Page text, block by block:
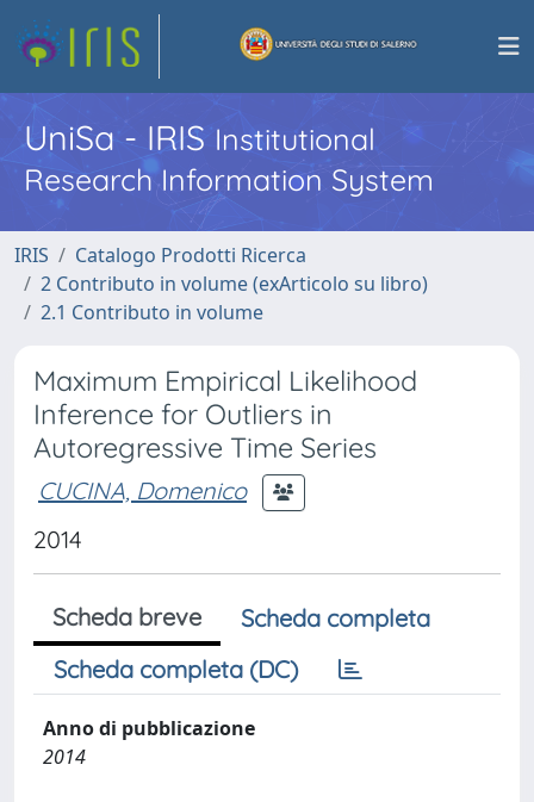
UniSa - IRISInstitutional
Research Information System
IRIS
Catalogo Prodotti Ricerca
2 Contributo in volume (exArticolo su libro)
2.1 Contributo in volume
Maximum Empirical Likelihood
Inference for Outliers in
Autoregressive Time Series
CUCINA, Domenico
2014
Scheda breve
Scheda completa
Scheda completa (DC)
Anno di pubblicazione
2014